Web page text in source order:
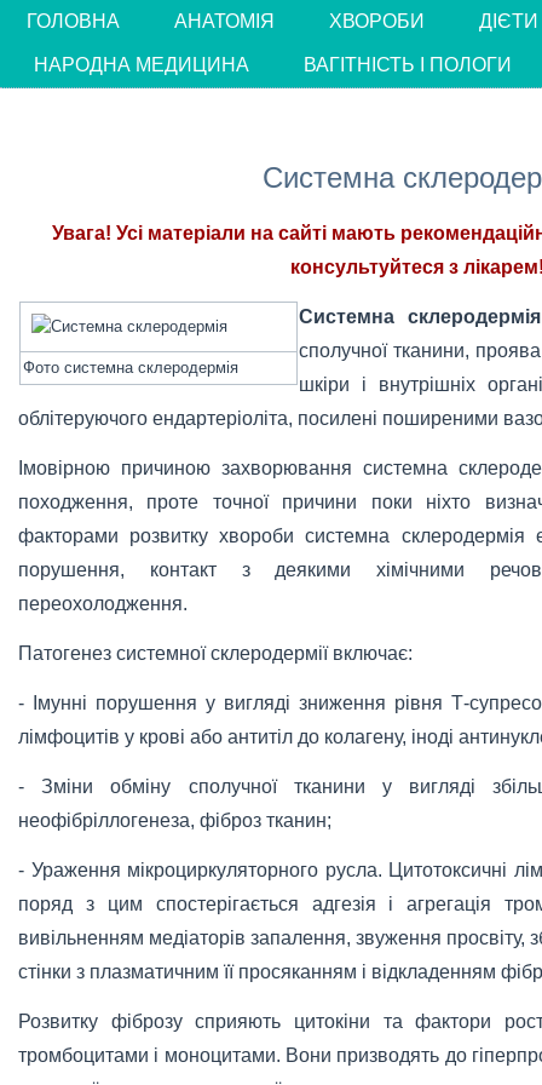
ГОЛОВНА АНАТОМІЯ ХВОРОБИ ДІЄТИ
НАРОДНА МЕДИЦИНА ВАГІТНІСТЬ І ПОЛОГИ
Системна
Увага! Усі матеріали на сайті мають
консультуйтеся з
Фото системна склеродермія
Системна склеродермія
сполучної тканини,
шкіри і внутрішніх
облітеруючого ендартеріоліта, посилені поширеними
Імовірною причиною захворювання системна
походження, проте точної причини поки ніхто
факторами розвитку хвороби системна склеродермія є
порушення, контакт з деякими хімічними
переохолодження.
Патогенез системної склеродермії включає:
- Імунні порушення у вигляді зниження рівня Т-
лімфоцитів у крові або антитіл до колагену, іноді
- Зміни обміну сполучної тканини у вигляді
неофібріллогенеза, фіброз тканин;
- Ураження мікроциркуляторного русла. Цитотоксичні
поряд з цим спостерігається адгезія і агрегація
вивільненням медіаторів запалення, звуження просвіту,
стінки з плазматичним її просяканням і відкладенням
Розвитку фіброзу сприяють цитокіни та фактори
тромбоцитами і моноцитами. Вони призводять до